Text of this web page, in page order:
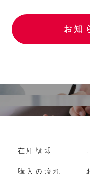
お知
購入の流れ
よくいただく
Vehicle
車両買い取り
在庫情報
購入の流れ